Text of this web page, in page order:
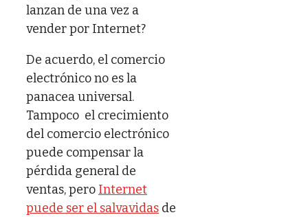
lanzan de una vez a
vender por Internet?
De acuerdo, el comercio
electrónico no es la
panacea universal.
Tampoco el crecimiento
del comercio electrónico
puede compensar la
pérdida general de
ventas, pero Internet
puede ser el salvavidas de